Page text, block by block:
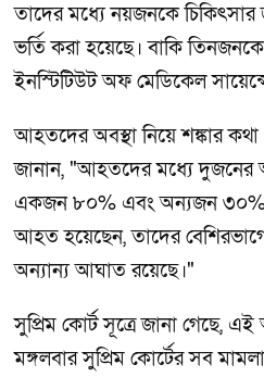
তাদের মধ্যে নয়জনকে চিকিৎসার
ভর্তি করা হয়েছে। বাকি
ইনস্টিটিউট অফ মেডিকেল
আহতদের অবস্থা নিয়ে শঙ্কার
জানান, "আহতদের মধ্যে দুজনের
একজন ৮০% এবং অন্যজন ৩০%
আহত হয়েছেন, তাদের
অন্যান্য আঘাত রয়েছে।"
সুপ্রিম কোর্ট সূত্রে জানা গেছে,
মঙ্গলবার সুপ্রিম কোর্টের সব